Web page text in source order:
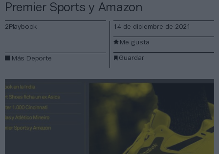
Premier Sports y Amazon
2Playbook
Más Deporte
14 de diciembre de 2021
Guardar
Me gusta